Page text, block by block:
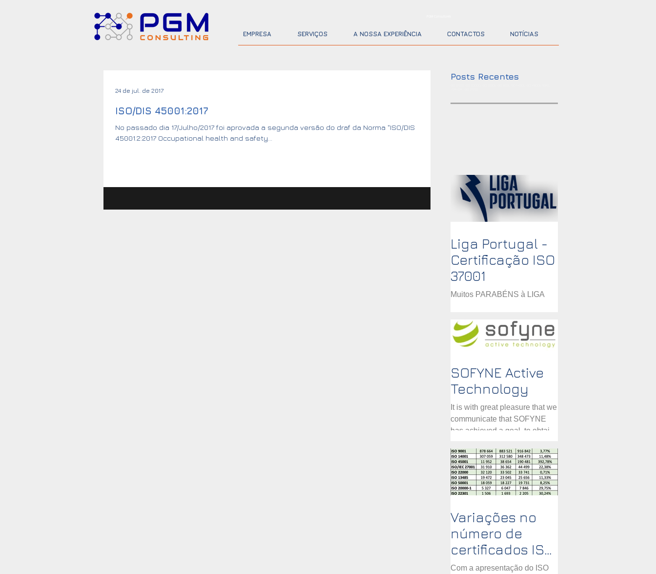
EMPRESA SERVIÇOS A NOSSA EXPERIÊNCIA CONTACTOS NOTÍCIAS
ISO/DIS 45001:2017
No passado dia 17/Julho/2017 foi aprovada a segunda versão do draf da Norma "ISO/DIS
45001.2:2017 Occupational health and safety...
24 de jul. de 2017
Posts Recentes
Liga Portugal -
Certificação ISO
37001
Muitos PARABÉNS à LIGA
certificação pela ISO 37001 -
Sistema de Gestão
SOFYNE Active
Technology
It is with great pleasure that we
communicate that SOFYNE
has achieved a goal, to obtain
according to the ISO/IEC...
Variações no
número de
certificados ISO
validos
Com a apresentação do ISO